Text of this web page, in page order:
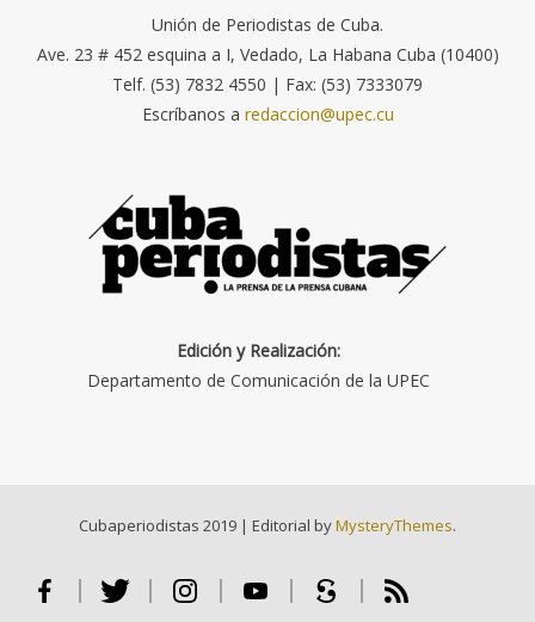
Unión de Periodistas de Cuba.
Ave. 23 # 452 esquina a I, Vedado, La Habana Cuba (10400)
Telf. (53) 7832 4550 | Fax: (53) 7333079
Escríbanos a redaccion@upec.cu
Edición y Realización:
Departamento de Comunicación de la UPEC
Cubaperiodistas 2019 | Editorial byMysteryThemes.
Facebook Twitter Instagram Youtube Scribd RSS